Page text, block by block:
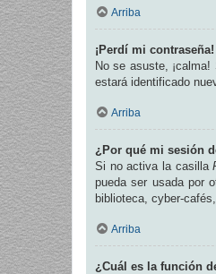
Arriba
¡Perdí mi contraseña!
No se asuste,
estará identificado
Arriba
¿Por qué mi sesión
Si no activa la casilla
pueda ser usada por
biblioteca, cyber-
Arriba
¿Cuál es la función